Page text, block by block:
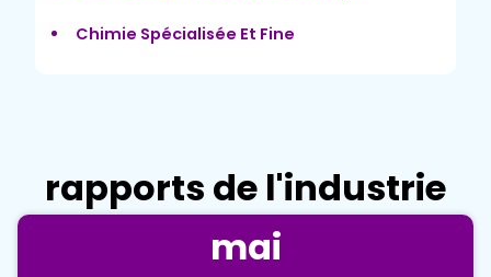
Chimie Spécialisée Et Fine
rapports de l'industrie
mai